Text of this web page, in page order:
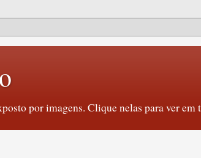
por imagens. Clique nelas para ver em